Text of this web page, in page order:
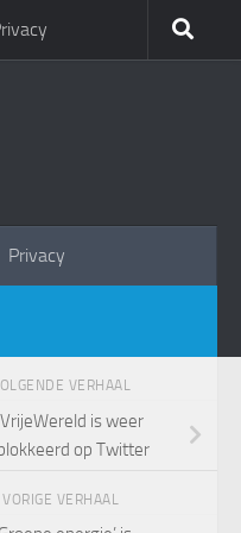
Privacy
VERHAAL
is weer
op Twitter
VORIGE VERHAAL